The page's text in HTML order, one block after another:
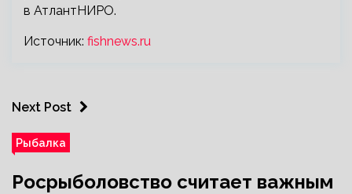
в АтлантНИРО.
Источник: fishnews.ru
Next Post
Рыбалка
Росрыболовство считает важным